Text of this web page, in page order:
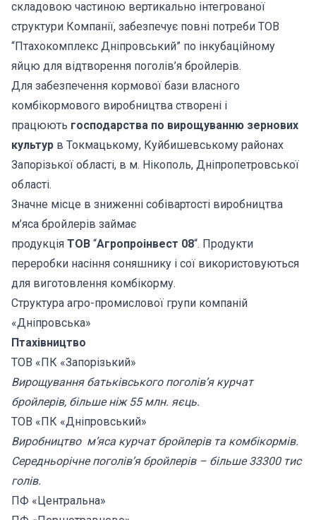
складовою частиною вертикально інтегрованої
структури Компанії, забезпечує повні потреби ТОВ
“Птахокомплекс Дніпровський” по інкубаційному
яйцю для відтворення поголів’я бройлерів.
Для забезпечення кормової бази власного
комбікормового виробництва створені і
працюють господарства по вирощуванню зернових
культур в Токмацькому, Куйбишевському районах
Запорізької області, в м. Нікополь, Дніпропетровської
області.
Значне місце в зниженні собівартості виробництва
м’яса бройлерів займає
продукція ТОВ “Агропроінвест 08“. Продукти
переробки насіння соняшнику і сої використовуються
для виготовлення комбікорму.
Структура агро-промислової групи компаній
«Дніпровська»
Птахівництво
ТОВ «ПК «Запорізький»
Вирощування батьківського поголів’я курчат
бройлерів, більше ніж 55 млн. яєць.
ТОВ «ПК «Дніпровський»
Виробництво м’яса курчат бройлерів та комбікормів.
Середньорічне поголів’я бройлерів – більше 33300 тис
голів.
ПФ «Центральна»